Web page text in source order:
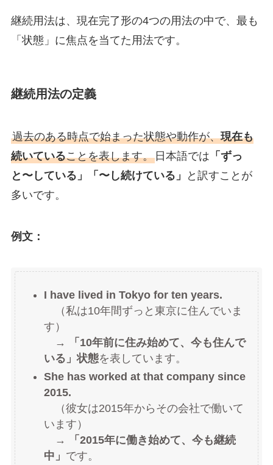
継続用法は、現在完了形の4つの用法の中で、最も
「状態」に焦点を当てた用法です。
継続用法の定義
過去のある時点で始まった状態や動作が、現在も
続いていることを表します。日本語では 「ずっ
と〜している」「〜し続けている」
と訳すことが
多いです。
例文：
I have lived in Tokyo for ten years.
（私は10年間ずっと東京に住んでいま
す）
→
「10年前に住み始めて、今も住んで
いる」状態を表しています。
She has worked at that company since
2015.
（彼女は2015年からその会社で働いて
います）
→
「2015年に働き始めて、今も継続
中」 です。